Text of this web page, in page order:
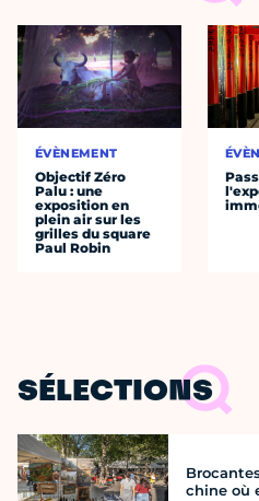
ÉVÈNEMENT
Objectif Zéro
Palu : une
exposition en
plein air sur les
grilles du square
Paul Robin
SÉLECTIONS
chine où